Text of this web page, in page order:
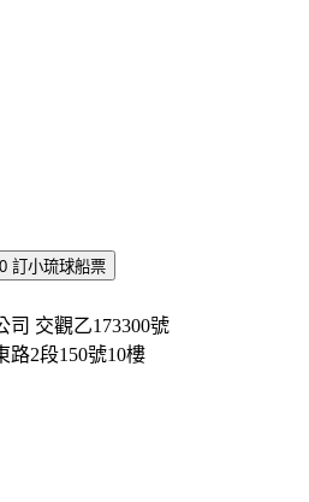
訂小琉球船票
交觀乙173300號
路2段150號10樓